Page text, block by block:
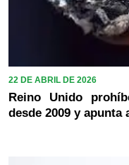
22 DE ABRIL DE 2026
Reino Unido
desde 2009 y